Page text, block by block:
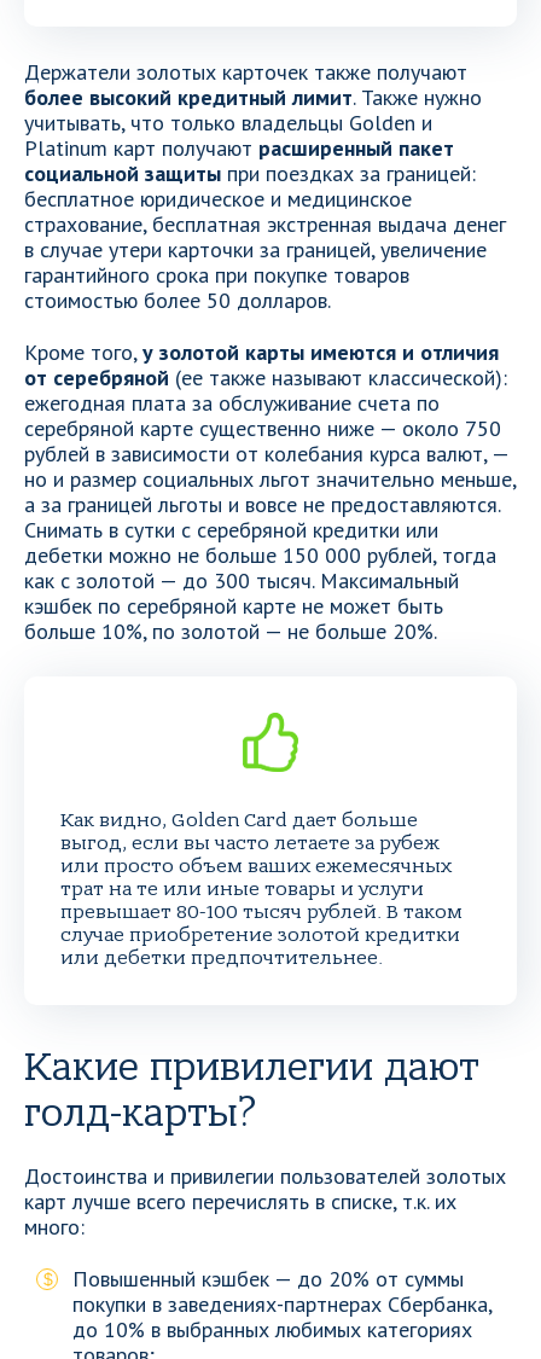
Держатели золотых карточек также получают
более высокий кредитный лимит. Также нужно
учитывать, что только владельцы Golden и
Platinum карт получают расширенный пакет
социальной защиты при поездках за границей:
бесплатное юридическое и медицинское
страхование, бесплатная экстренная выдача денег
в случае утери карточки за границей, увеличение
гарантийного срока при покупке товаров
стоимостью более 50 долларов.
Кроме того,у золотой карты имеются и отличия
от серебряной (ее также называют классической):
ежегодная плата за обслуживание счета по
серебряной карте существенно ниже — около 750
рублей в зависимости от колебания курса валют, —
но и размер социальных льгот значительно меньше,
а за границей льготы и вовсе не предоставляются.
Снимать в сутки с серебряной кредитки или
дебетки можно не больше 150 000 рублей, тогда
как с золотой — до 300 тысяч. Максимальный
кэшбек по серебряной карте не может быть
больше 10%, по золотой — не больше 20%.
Как видно, Golden Card дает больше
выгод, если вы часто летаете за рубеж
или просто объем ваших ежемесячных
трат на те или иные товары и услуги
превышает 80-100 тысяч рублей. В таком
случае приобретение золотой кредитки
или дебетки предпочтительнее.
Какие привилегии дают
голд-карты?
Достоинства и привилегии пользователей золотых
карт лучше всего перечислять в списке, т.к. их
много:
Повышенный кэшбек — до 20% от суммы
покупки в заведениях-партнерах Сбербанка,
до 10% в выбранных любимых категориях